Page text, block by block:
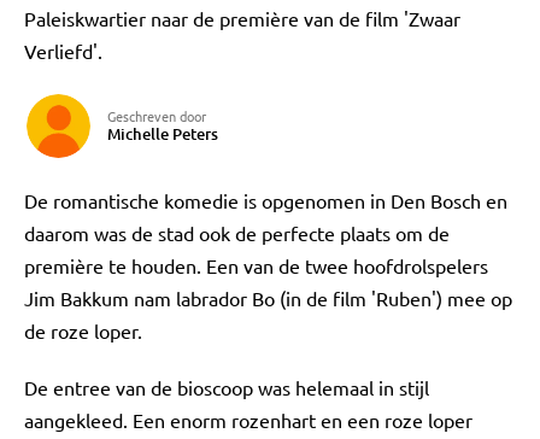
Paleiskwartier naar de première van de film 'Zwaar
Verliefd'.
Geschreven door
Michelle Peters
De romantische komedie is opgenomen in Den Bosch en
daarom was de stad ook de perfecte plaats om de
première te houden. Een van de twee hoofdrolspelers
Jim Bakkum nam labrador Bo (in de film 'Ruben') mee op
de roze loper.
De entree van de bioscoop was helemaal in stijl
aangekleed. Een enorm rozenhart en een roze loper